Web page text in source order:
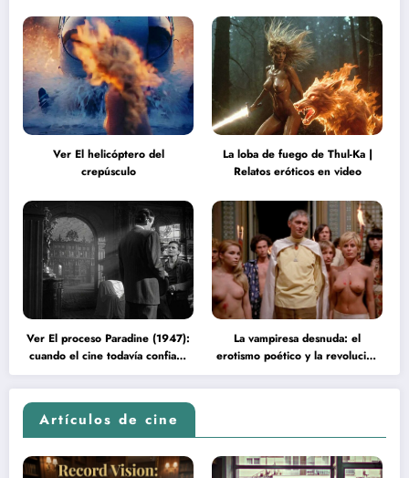
Ver El helicóptero del
crepúsculo
La loba de fuego de Thul-Ka |
Relatos eróticos en video
Ver El proceso Paradine (1947):
cuando el cine todavía confiaba
en la inteligencia del espectador
La vampiresa desnuda: el
erotismo poético y la revolución
psicodélica de Jean Rollin
Artículos de cine